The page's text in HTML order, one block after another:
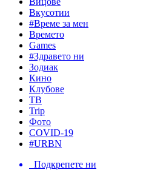
Вкусотии
#Време за мен
Времето
Games
#Здравето ни
Зодиак
Кино
Клубове
ТВ
Trip
Фото
COVID-19
#URBN
Подкрепете ни